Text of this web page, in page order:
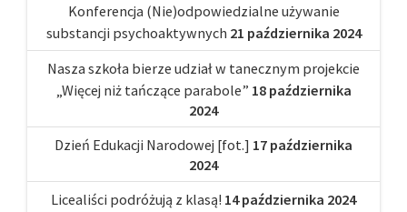
Konferencja (Nie)odpowiedzialne używanie
substancji psychoaktywnych 21 października 2024
Nasza szkoła bierze udział w tanecznym projekcie
„Więcej niż tańczące parabole” 18 października
2024
Dzień Edukacji Narodowej [fot.] 17 października
2024
Licealiści podróżują z klasą! 14 października 2024